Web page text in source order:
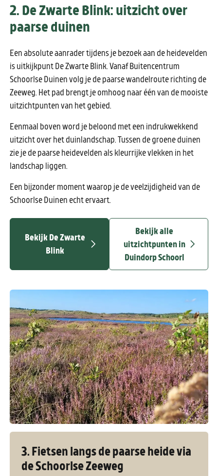
2. De Zwarte Blink: uitzicht over
paarse duinen
Een absolute aanrader tijdens je bezoek aan de heidevelden
is uitkijkpunt De Zwarte Blink. Vanaf Buitencentrum
Schoorlse Duinen volg je de paarse wandelroute richting de
Zeeweg. Het pad brengt je omhoog naar één van de mooiste
uitzichtpunten van het gebied.
Eenmaal boven word je beloond met een indrukwekkend
uitzicht over het duinlandschap. Tussen de groene duinen
zie je de paarse heidevelden als kleurrijke vlekken in het
landschap liggen.
Een bijzonder moment waarop je de veelzijdigheid van de
Schoorlse Duinen echt ervaart.
Bekijk De Zwarte
Blink
Bekijk alle
uitzichtpunten in
Duindorp Schoorl
3. Fietsen langs de paarse heide via
de Schoorlse Zeeweg